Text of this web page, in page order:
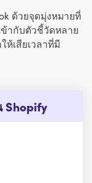
ด้วยจุดมุ่งหมายที่
ากับตัวชี้วัดหลาย
ห้เสียเวลาที่มี
Shopify